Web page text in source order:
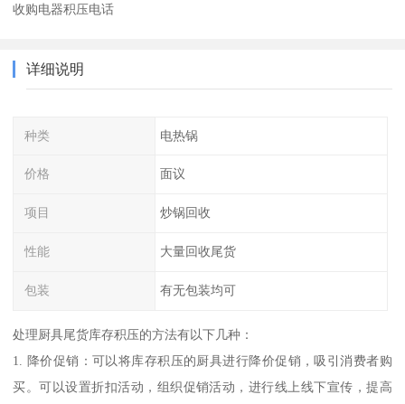
收购电器积压电话
详细说明
种类 电热锅
价格 面议
项目 炒锅回收
性能 大量回收尾货
包装 有无包装均可
处理厨具尾货库存积压的方法有以下几种：
1. 降价促销：可以将库存积压的厨具进行降价促销，吸引消费者购
买。可以设置折扣活动，组织促销活动，进行线上线下宣传，提高